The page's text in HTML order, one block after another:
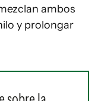
ambos
y prolongar